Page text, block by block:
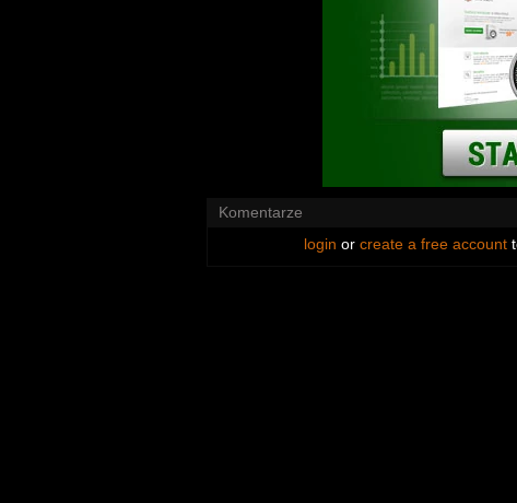
Komentarze
login or create a free account